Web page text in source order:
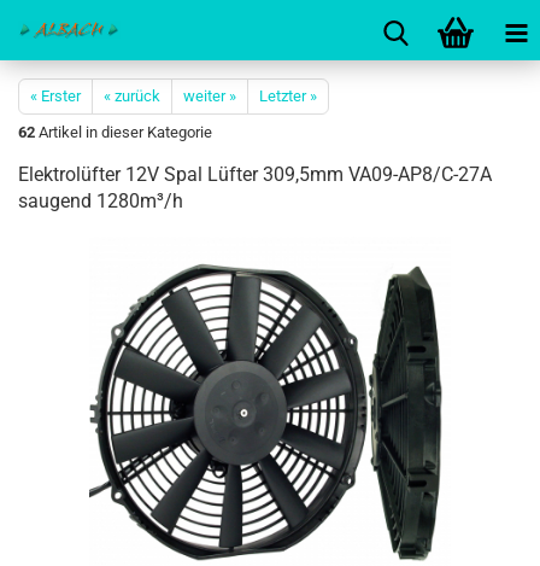
« Erster « zurück weiter »
Letzter »
62 Artikel in dieser Kategorie
Elektrolüfter 12V Spal Lüfter 309,5mm VA09-AP8/C-27A
saugend 1280m³/h